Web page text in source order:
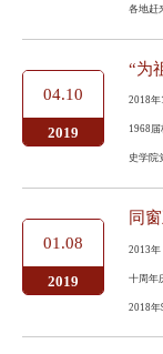
各地赶
04.10
2019
2018年
1968
史学院
01.08
2019
2013年
十周年
2018年